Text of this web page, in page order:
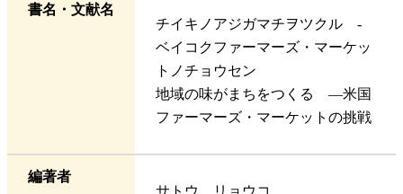
書名・文献名
チイキノアジガマチヲツクル -
ベイコクファーマーズ・マーケッ
トノチョウセン
地域の味がまちをつくる ―米国
ファーマーズ・マーケットの挑戦
編著者